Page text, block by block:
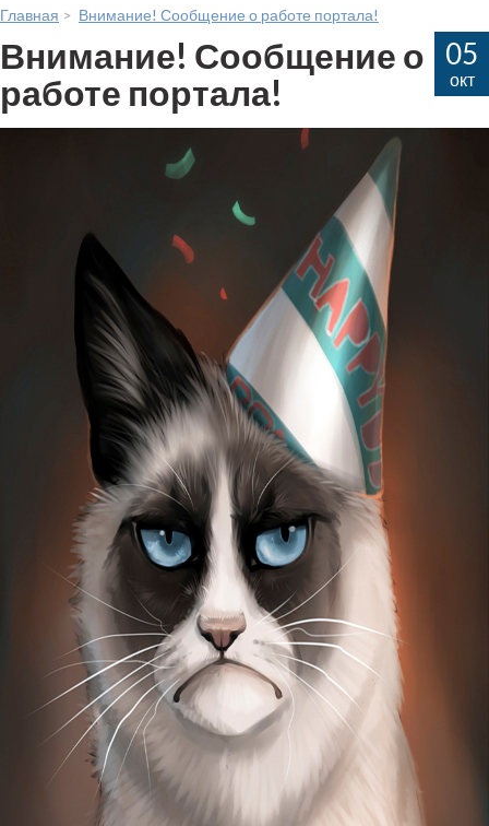
Главная > Внимание! Сообщение о работе портала!
Внимание! Сообщение о
работе портала!
05
окт